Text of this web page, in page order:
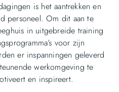
is het aantrekken en
personeel. Om dit aan te
in uitgebreide training
voor zijn
er inspanningen geleverd
werkomgeving te
en inspireert.